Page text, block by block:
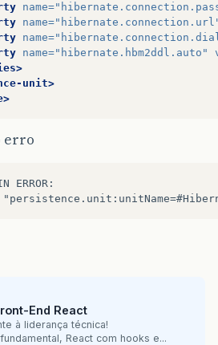
name=
name=
name=
name="hibernate.hbm2ddl.auto"
unit>
erro
ERROR:
End React
à liderança técnica!
React com hooks e...